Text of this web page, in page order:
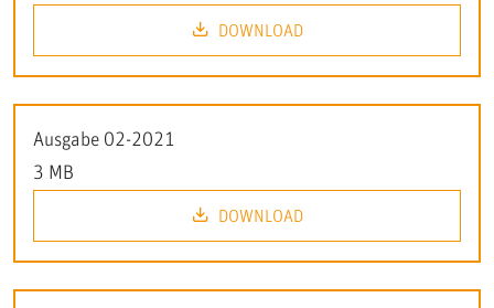
DOWNLOAD
Ausgabe 02-2021
3 MB
DOWNLOAD